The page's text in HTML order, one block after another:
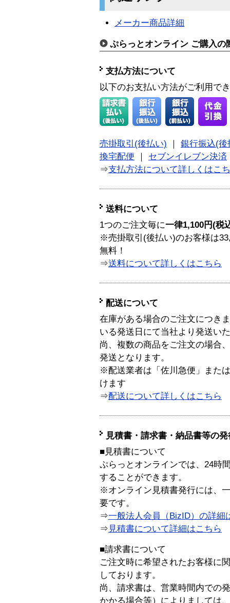
メーカー商品詳細
ぷらっとオンライン ご購入の
支払方法について
以下のお支払い方法がご利用で
売掛取引(後払い)
銀行振込(後
換宅配便
セブンイレブン決済
⇒支払方法について詳しくはこ
送料について
1つのご注文毎に一律1,100円(税
※売掛取引(後払い)のお客様は
無料！
⇒送料について詳しくはこちら
配送について
在庫がある場合のご注文につき
いる発送日にて当社より発送い
尚、複数の商品をご注文の場合
発送となります。
※配送業者は「佐川急便」また
けます
⇒配送について詳しくはこちら
見積書・請求書・納品書等の
■見積書について
ぷらっとオンラインでは、24時
することができます。
※オンライン見積書発行には、
要です。
⇒一般法人会員（BizID）の詳細
⇒ 見積書について詳細はこちら
■請求書について
ご注文時に希望されたお客様に
しております。
尚、請求書は、営業時間内での
かかる場合等）によりましては